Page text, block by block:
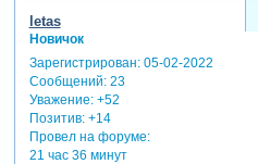
letas
Новичок
Зарегистрирован: 05-02-2022
Сообщений:23
Уважение: +52
Позитив: +14
Провел на форуме:
21 час 36 минут